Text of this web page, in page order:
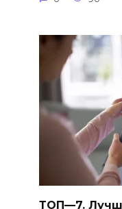
ТОП—7.